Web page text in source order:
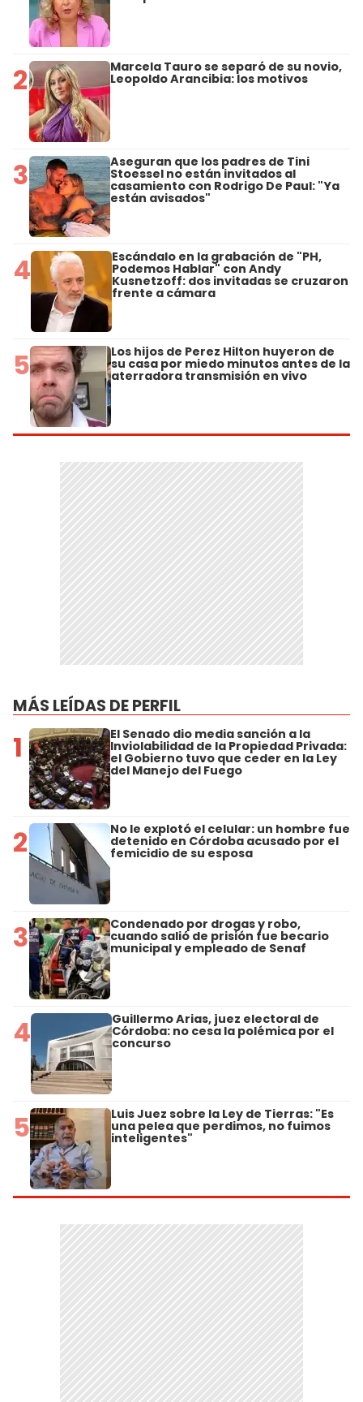
2 Marcela Tauro se separó de su novio,
Leopoldo Arancibia: los motivos
3 Aseguran que los padres de Tini
Stoessel no están invitados al
casamiento con Rodrigo De Paul: "Ya
están avisados"
4 Escándalo en la grabación de "PH,
Podemos Hablar" con Andy
Kusnetzoff: dos invitadas se cruzaron
frente a cámara
5 Los hijos de Perez Hilton huyeron de
su casa por miedo minutos antes de la
aterradora transmisión en vivo
MÁS LEÍDAS DE PERFIL
1 El Senado dio media sanción a la
Inviolabilidad de la Propiedad Privada:
el Gobierno tuvo que ceder en la Ley
del Manejo del Fuego
2 No le explotó el celular: un hombre fue
detenido en Córdoba acusado por el
femicidio de su esposa
3 Condenado por drogas y robo,
cuando salió de prisión fue becario
municipal y empleado de Senaf
4 Guillermo Arias, juez electoral de
Córdoba: no cesa la polémica por el
concurso
5 Luis Juez sobre la Ley de Tierras: "Es
una pelea que perdimos, no fuimos
inteligentes"